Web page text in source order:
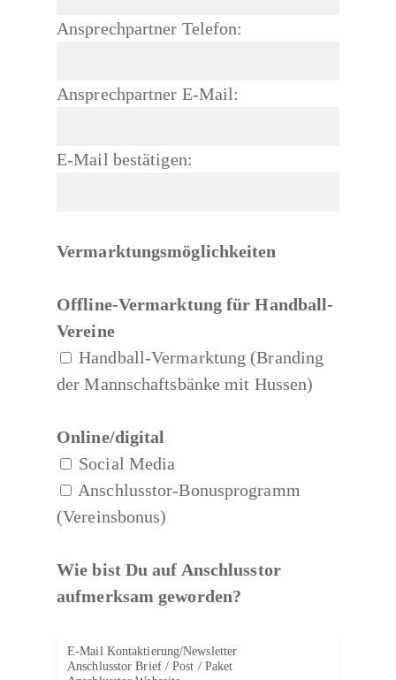
Ansprechpartner Telefon:
Ansprechpartner E-Mail:
E-Mail bestätigen:
Vermarktungsmöglichkeiten
Offline-Vermarktung für Handball-
Vereine
Handball-Vermarktung (Branding
der Mannschaftsbänke mit Hussen)
Online/digital
Social Media
Anschlusstor-Bonusprogramm
(Vereinsbonus)
Wie bist Du auf Anschlusstor
aufmerksam geworden?